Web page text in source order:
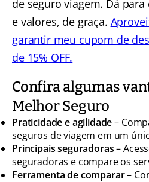
de seguro viagem. Dá
e valores, de graça.
garantir meu cupom de
de 15% OFF.
Confira algumas
Melhor Seguro
Praticidade e agilidade–
seguros de viagem em um
Principais seguradoras–
seguradoras e compare os
Ferramenta de comparar–